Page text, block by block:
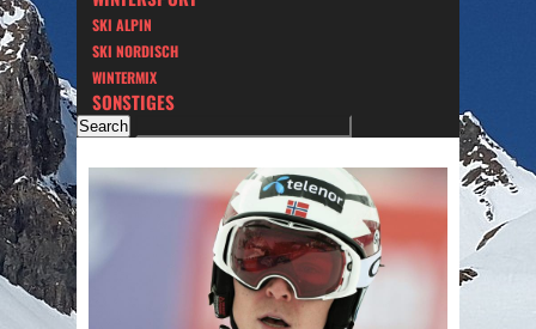
SKI ALPIN
SKI NORDISCH
WINTERMIX
SONSTIGES